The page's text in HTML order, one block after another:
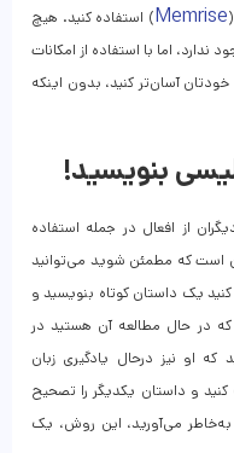
Memrise) استفاده کنید. هیچ
اما با استفاده از امکانات
خودتان آسان‌تر کنید، بدون اینکه
بنویسید!
از افعال در جمله استفاده
است که مطمئن شوید می‌توانید
کنید یک داستان کوتاه بنویسید و
بکشید تا از 10 یا 15 فعلی که در حال مطالعه آن هستید در
او نیز درحال یادگیری زبان
و داستان یکدیگر را تصحیح
به‌خاطر می‌آورید، این روش، یک